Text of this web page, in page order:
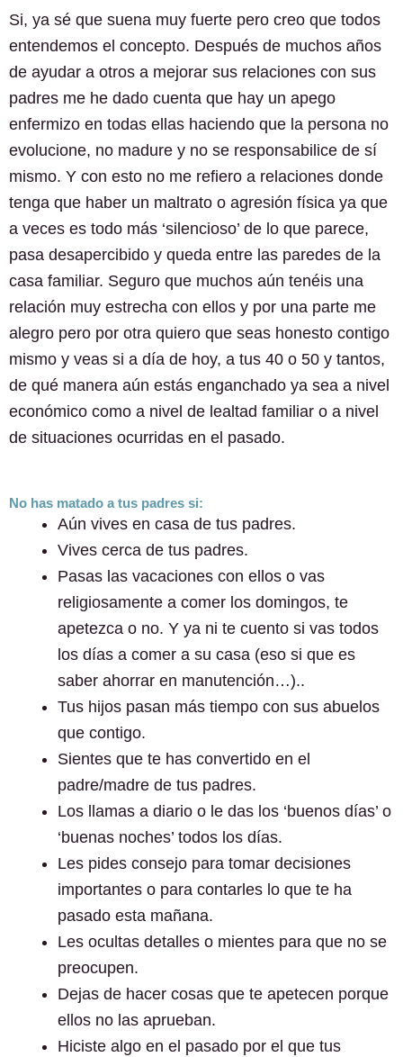
Si, ya sé que suena muy fuerte pero creo que todos
entendemos el concepto. Después de muchos años
de ayudar a otros a mejorar sus relaciones con sus
padres me he dado cuenta que hay un apego
enfermizo en todas ellas haciendo que la persona no
evolucione, no madure y no se responsabilice de sí
mismo. Y con esto no me refiero a relaciones donde
tenga que haber un maltrato o agresión física ya que
a veces es todo más ‘silencioso’ de lo que parece,
pasa desapercibido y queda entre las paredes de la
casa familiar. Seguro que muchos aún tenéis una
relación muy estrecha con ellos y por una parte me
alegro pero por otra quiero que seas honesto contigo
mismo y veas si a día de hoy, a tus 40 o 50 y tantos,
de qué manera aún estás enganchado ya sea a nivel
económico como a nivel de lealtad familiar o a nivel
de situaciones ocurridas en el pasado.
No has matado a tus padres si:
Aún vives en casa de tus padres.
Vives cerca de tus padres.
Pasas las vacaciones con ellos o vas
religiosamente a comer los domingos, te
apetezca o no. Y ya ni te cuento si vas todos
los días a comer a su casa (eso si que es
saber ahorrar en manutención…)..
Tus hijos pasan más tiempo con sus abuelos
que contigo.
Sientes que te has convertido en el
padre/madre de tus padres.
Los llamas a diario o le das los ‘buenos días’ o
‘buenas noches’ todos los días.
Les pides consejo para tomar decisiones
importantes o para contarles lo que te ha
pasado esta mañana.
Les ocultas detalles o mientes para que no se
preocupen.
Dejas de hacer cosas que te apetecen porque
ellos no las aprueban.
Hiciste algo en el pasado por el que tus